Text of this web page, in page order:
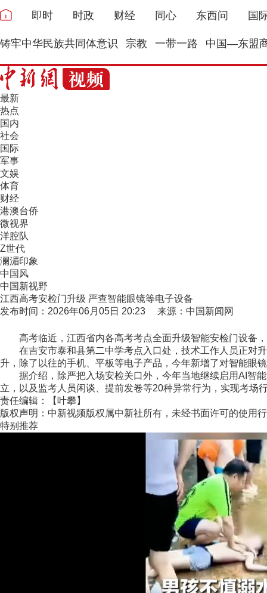
即时 时政 财经 同心 东西问 国
铸牢中华民族共同体意识 宗教 一带一路 中国—东盟
最新
热点
国内
社会
国际
军事
文娱
体育
财经
港澳台侨
微视界
洋腔队
Z世代
澜湄印象
中国风
中国新视野
江西高考安检门升级 严查智能眼镜等电子设备
发布时间：2026年06月05日 20:23 来源：中国新闻网
高考临近，江西省内各高考考点全面升级智能安检门设备
在吉安市泰和县第二中学考点入口处，技术工作人员正对升
升，除了以往的手机、平板等电子产品，今年新增了对智能眼
据介绍，除严把入场安检关口外，今年当地继续启用AI智能
立，以及监考人员闲谈、提前发卷等20种异常行为，实现考场
责任编辑：【叶攀】
版权声明：中新视频版权属中新社所有，未经书面许可的使用
特别推荐